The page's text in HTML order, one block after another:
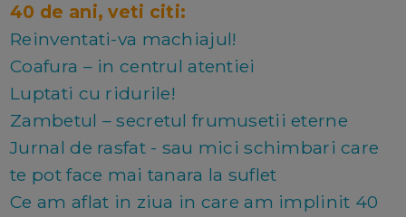
40 de ani, veti citi:
Reinventati-va machiajul!
Coafura – in centrul atentiei
Luptati cu ridurile!
Zambetul – secretul frumusetii eterne
Jurnal de rasfat - sau mici schimbari care
te pot face mai tanara la suflet
Ce am aflat in ziua in care am implinit 40